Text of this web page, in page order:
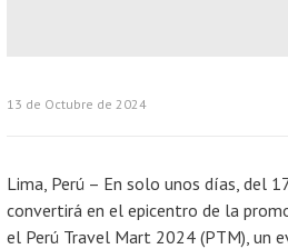
13 de Octubre de 2024
Lima, Perú – En solo unos días, del
convertirá en el epicentro de la
el Perú Travel Mart 2024 (PTM), un